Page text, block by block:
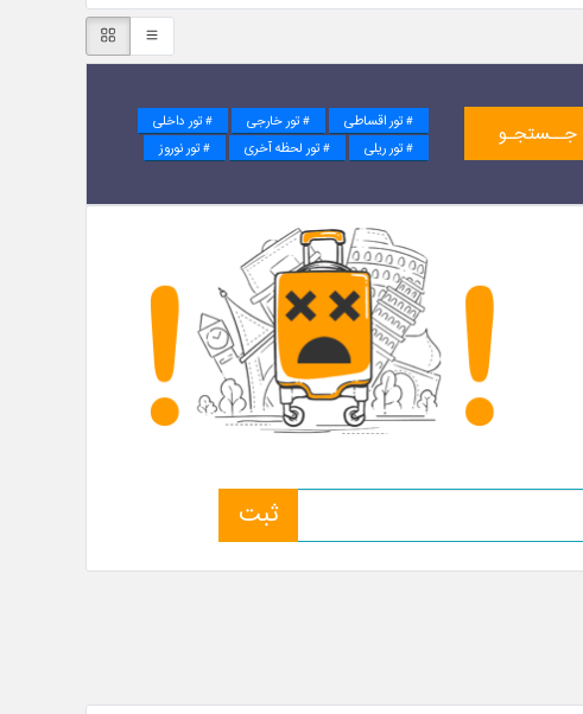
جــستجـو
# تور اقساطی # تور خارجی # تور داخلی
# تور ریلی # تور لحظه آخری # تور نوروز
ثبت